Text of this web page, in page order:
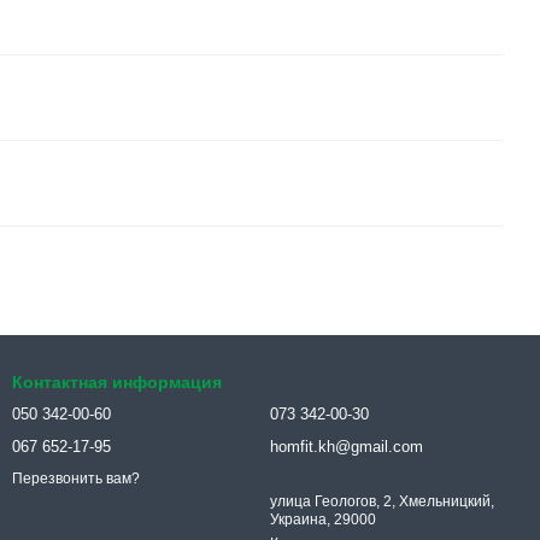
Контактная информация
050 342-00-60
067 652-17-95
Перезвонить вам?
073 342-00-30
homfit.kh@gmail.com
улица Геологов, 2, Хмельницкий,
Украина, 29000